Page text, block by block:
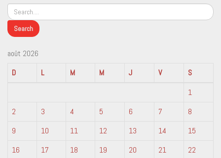
août 2026
D
L M M J V
S
1
2
3 4 5 6 7
8
9
10 11 12 13 14
15
16
17 18 19 20 21
22